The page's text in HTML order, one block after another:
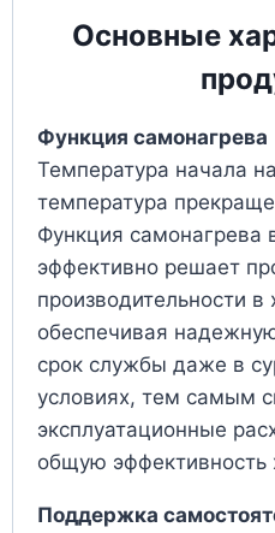
Основные
Функция самонагрева
Температура начала
температура
Функция самонагрева
эффективно решает
производительности
обеспечивая
срок службы даже в
условиях, тем самым
эксплуатационные
общую эффективность
Поддержка